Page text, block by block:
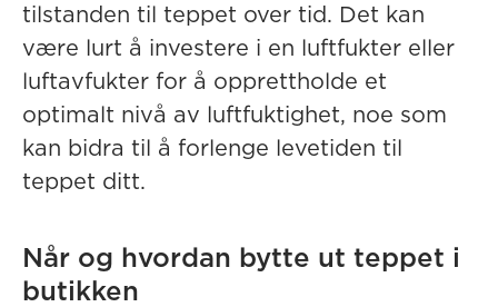
tilstanden til teppet over tid. Det kan
være lurt å investere i en luftfukter eller
luftavfukter for å opprettholde et
optimalt nivå av luftfuktighet, noe som
kan bidra til å forlenge levetiden til
teppet ditt.
Når og hvordan bytte ut teppet i
butikken